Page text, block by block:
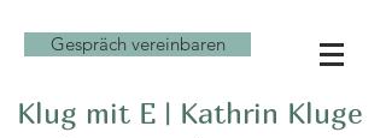
Gespräch vereinbaren
Klug mit E | Kathrin Kluge